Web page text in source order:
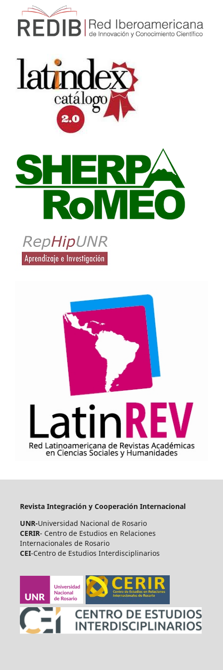
Revista Integración y Cooperación Internacional
UNR-Universidad Nacional de Rosario
CERIR- Centro de Estudios en Relaciones
Internacionales de Rosario
CEI-Centro de Estudios Interdisciplinarios